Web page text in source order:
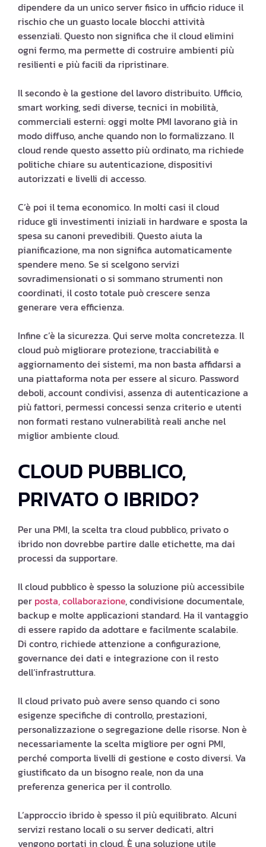
dipendere da un unico server fisico in ufficio riduce il
rischio che un guasto locale blocchi attività
essenziali. Questo non significa che il cloud elimini
ogni fermo, ma permette di costruire ambienti più
resilienti e più facili da ripristinare.
Il secondo è la gestione del lavoro distribuito. Ufficio,
smart working, sedi diverse, tecnici in mobilità,
commerciali esterni: oggi molte PMI lavorano già in
modo diffuso, anche quando non lo formalizzano. Il
cloud rende questo assetto più ordinato, ma richiede
politiche chiare su autenticazione, dispositivi
autorizzati e livelli di accesso.
C’è poi il tema economico. In molti casi il cloud
riduce gli investimenti iniziali in hardware e sposta la
spesa su canoni prevedibili. Questo aiuta la
pianificazione, ma non significa automaticamente
spendere meno. Se si scelgono servizi
sovradimensionati o si sommano strumenti non
coordinati, il costo totale può crescere senza
generare vera efficienza.
Infine c’è la sicurezza. Qui serve molta concretezza. Il
cloud può migliorare protezione, tracciabilità e
aggiornamento dei sistemi, ma non basta affidarsi a
una piattaforma nota per essere al sicuro. Password
deboli, account condivisi, assenza di autenticazione a
più fattori, permessi concessi senza criterio e utenti
non formati restano vulnerabilità reali anche nel
miglior ambiente cloud.
CLOUD PUBBLICO,
PRIVATO O IBRIDO?
Per una PMI, la scelta tra cloud pubblico, privato o
ibrido non dovrebbe partire dalle etichette, ma dai
processi da supportare.
Il cloud pubblico è spesso la soluzione più accessibile
per posta, collaborazione, condivisione documentale,
backup e molte applicazioni standard. Ha il vantaggio
di essere rapido da adottare e facilmente scalabile.
Di contro, richiede attenzione a configurazione,
governance dei dati e integrazione con il resto
dell’infrastruttura.
Il cloud privato può avere senso quando ci sono
esigenze specifiche di controllo, prestazioni,
personalizzazione o segregazione delle risorse. Non è
necessariamente la scelta migliore per ogni PMI,
perché comporta livelli di gestione e costo diversi. Va
giustificato da un bisogno reale, non da una
preferenza generica per il controllo.
L’approccio ibrido è spesso il più equilibrato. Alcuni
servizi restano locali o su server dedicati, altri
vengono portati in cloud. È una soluzione utile